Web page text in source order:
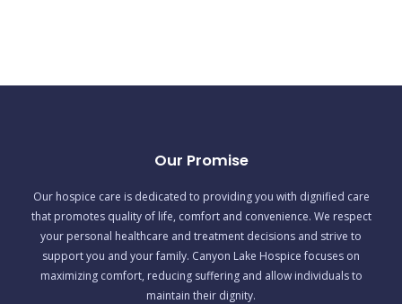
Our Promise
Our hospice care is dedicated to providing you with dignified care
that promotes quality of life, comfort and convenience. We respect
your personal healthcare and treatment decisions and strive to
support you and your family. Canyon Lake Hospice focuses on
maximizing comfort, reducing suffering and allow individuals to
maintain their dignity.